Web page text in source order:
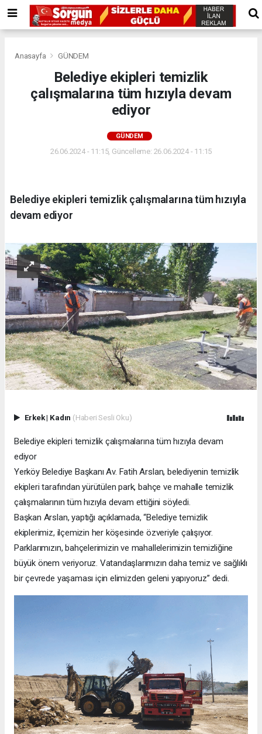
Anasayfa GÜNDEM
Belediye ekipleri temizlik
çalışmalarına tüm hızıyla devam
ediyor
GÜNDEM
26.06.2024 - 11:15, Güncelleme: 26.06.2024 - 11:15
Belediye ekipleri temizlik çalışmalarına tüm hızıyla
devam ediyor
Erkek| Kadın (Haberi Sesli Oku)
Belediye ekipleri temizlik çalışmalarına tüm hızıyla devam
ediyor
Yerköy Belediye Başkanı Av. Fatih Arslan, belediyenin temizlik
ekipleri tarafından yürütülen park, bahçe ve mahalle temizlik
çalışmalarının tüm hızıyla devam ettiğini söyledi.
Başkan Arslan, yaptığı açıklamada, “Belediye temizlik
ekiplerimiz, ilçemizin her köşesinde özveriyle çalışıyor.
Parklarımızın, bahçelerimizin ve mahallelerimizin temizliğine
büyük önem veriyoruz. Vatandaşlarımızın daha temiz ve sağlıklı
bir çevrede yaşaması için elimizden geleni yapıyoruz” dedi.